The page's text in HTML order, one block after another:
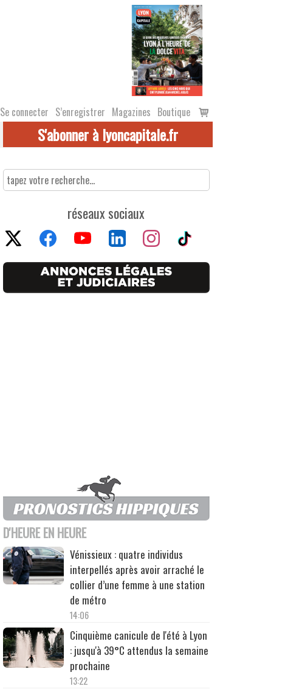
Se connecter S’enregistrer Magazines Boutique
Voir
le
S'abonner à lyoncapitale.fr
réseaux sociaux
D'HEURE EN HEURE
Vénissieux : quatre individus
interpellés après avoir arraché le
collier d’une femme à une station
de métro
14:06
Cinquième canicule de l'été à Lyon
: jusqu'à 39°C attendus la semaine
prochaine
13:22